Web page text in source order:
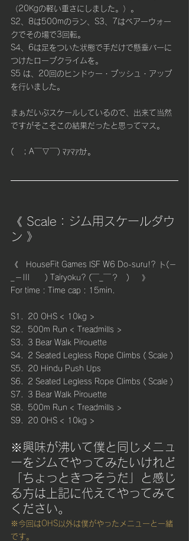
（20Kgの軽い重さにしました。）。
S2、8は500mのラン、S3、7はベアーウォー
クでその場で3回転。
S4、6は足をついた状態で手だけで懸垂バーに
つけたロープクライムを。
S5 は、20回のヒンドゥー・プッシュ・アップ
を行いました。
まぁだいぶスケールしているので、出来て当然
ですがそこそこの結果だったと思ってマス。
(　；A￣▽￣) ﾏｧﾏｧｶﾅ。
《 Scale：ジム用スケールダウ
ン 》
《　HouseFit Games ISF W6 Do-suru!? ト(－
_－|||　　) Tairyoku? (￣_￣？　)
》
For time : Time cap : 15min.
S1.  20 OHS < 10kg >
S2.  500m Run < Treadmills >
S3.  3 Bear Walk Pirouette
S4.  2 Seated Legless Rope Climbs ( Scale )
S5.  20 Hindu Push Ups
S6.  2 Seated Legless Rope Climbs ( Scale )
S7.  3 Bear Walk Pirouette
S8.  500m Run < Treadmills >
S9.  20 OHS < 10kg >
※興味が沸いて僕と同じメニュ
ーをジムでやってみたいけれど
「ちょっときつそうだ」と感じ
る方は上記に代えてやってみて
ください。
※今回はOHS以外は僕がやったメニューと一緒
です。